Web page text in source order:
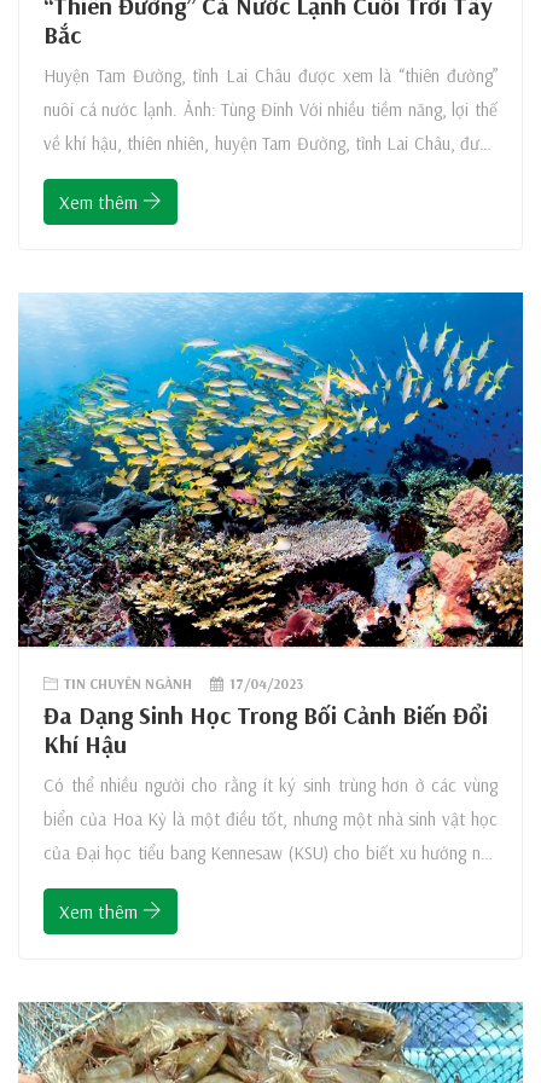
Bắc
Huyện Tam Đường, tỉnh Lai Châu được xem là “thiên đường”
nuôi cá nước lạnh. Ảnh: Tùng Đinh Với nhiều tiềm năng, lợi thế
về khí hậu, thiên nhiên, huyện Tam Đường, tỉnh Lai Châu, được
biết đến là vùng đất ’thiên đường’ để nuôi cá nước lạnh “Thiên
đường” nuôi cá nước lạnh “Các
Xem thêm
TIN CHUYÊN NGÀNH 17/04/2023
Đa Dạng Sinh Học Trong Bối Cảnh Biến Đổi
Khí Hậu
Có thể nhiều người cho rằng ít ký sinh trùng hơn ở các vùng
biển của Hoa Kỳ là một điều tốt, nhưng một nhà sinh vật học
của Đại học tiểu bang Kennesaw (KSU) cho biết xu hướng này
báo hiệu mối nguy hiểm tiềm ẩn đối với cá và các động vật
hoang
Xem thêm